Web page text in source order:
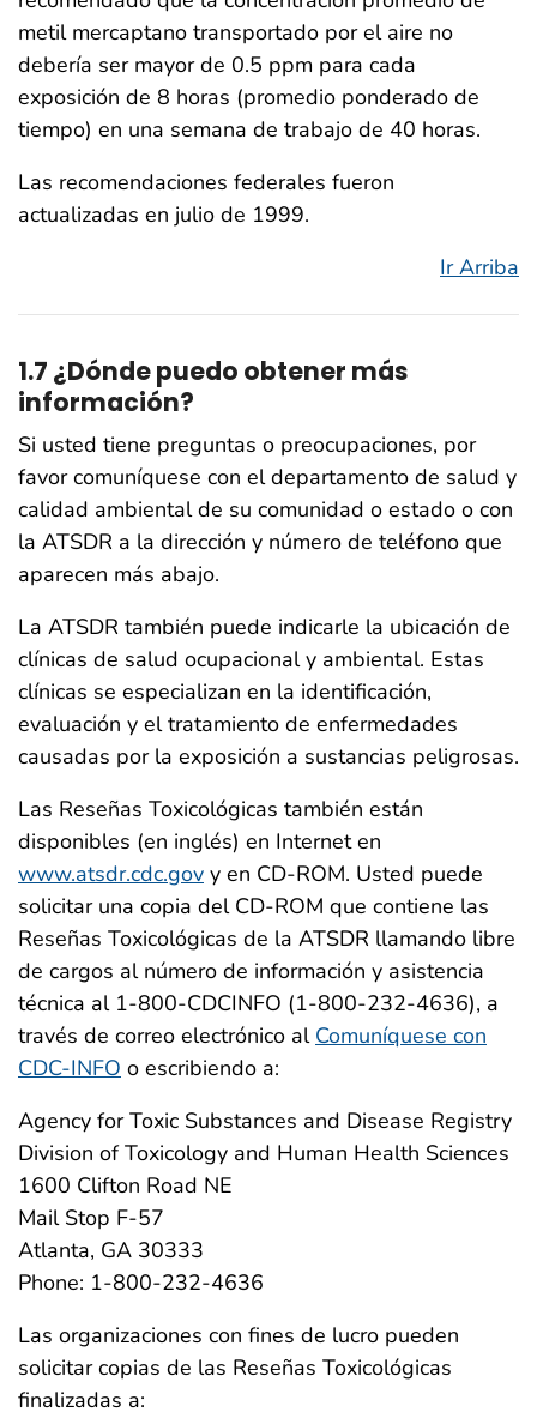
metil mercaptano transportado por el aire no
debería ser mayor de 0.5 ppm para cada
exposición de 8 horas (promedio ponderado de
tiempo) en una semana de trabajo de 40 horas.
Las recomendaciones federales fueron
actualizadas en julio de 1999.
Ir Arriba
1.7 ¿Dónde puedo obtener más
información?
Si usted tiene preguntas o preocupaciones, por
favor comuníquese con el departamento de salud y
calidad ambiental de su comunidad o estado o con
la ATSDR a la dirección y número de teléfono que
aparecen más abajo.
La ATSDR también puede indicarle la ubicación de
clínicas de salud ocupacional y ambiental. Estas
clínicas se especializan en la identificación,
evaluación y el tratamiento de enfermedades
causadas por la exposición a sustancias peligrosas.
Las Reseñas Toxicológicas también están
disponibles (en inglés) en Internet en
www.atsdr.cdc.gov y en CD-ROM. Usted puede
solicitar una copia del CD-ROM que contiene las
Reseñas Toxicológicas de la ATSDR llamando libre
de cargos al número de información y asistencia
técnica al 1-800-CDCINFO (1-800-232-4636), a
través de correo electrónico al Comuníquese con
CDC-INFO o escribiendo a:
Agency for Toxic Substances and Disease Registry
Division of Toxicology and Human Health Sciences
1600 Clifton Road NE
Mail Stop F-57
Atlanta, GA 30333
Phone: 1-800-232-4636
Las organizaciones con fines de lucro pueden
solicitar copias de las Reseñas Toxicológicas
finalizadas a: